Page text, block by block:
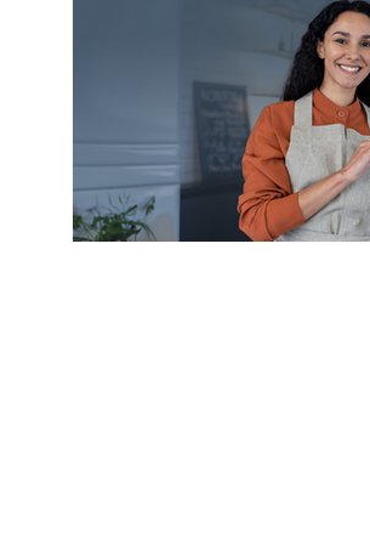
Aguinaldo
Declaración anual
PYMES